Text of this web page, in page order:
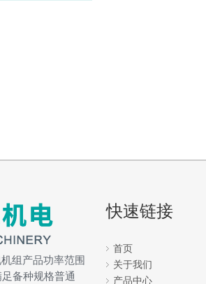
组产品功率范围
备种规格普通
快速链接
首页
关于我们
产品中心